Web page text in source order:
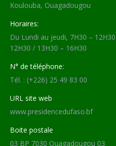
Koulouba, Ouagadougou
Horaires:
Du Lundi au jeudi, 7H30 –
12H30 / 13H30 – 16H30
N° de téléphone:
Tél. : (+226) 25 49 83 00
URL site web
www.presidencedufaso.bf
Boite postale
03 BP 7030 Ouagadougou 03